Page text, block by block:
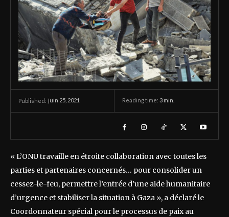
Published: juin 25, 2021 Reading time: 3 min.
« L’ONU travaille en étroite collaboration avec toutes les
parties et partenaires concernés… pour consolider un
cessez-le-feu, permettre l’entrée d’une aide humanitaire
d’urgence et stabiliser la situation à Gaza », a déclaré le
Coordonnateur spécial pour le processus de paix au